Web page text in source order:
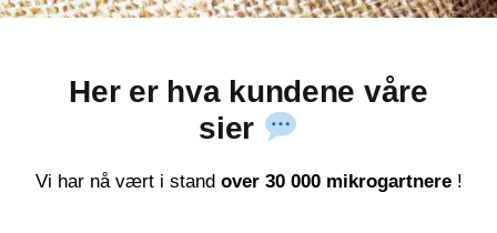
Her er hva kundene våre
sier
Vi har nå vært i stand over 30 000 mikrogartnere!